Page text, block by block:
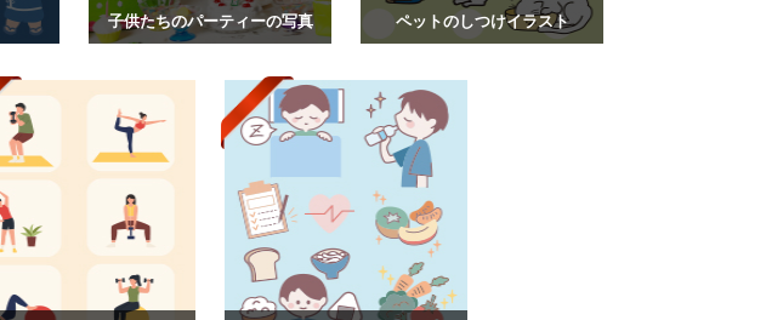
子供たちのパーティーの写真 ペットのしつけイラスト